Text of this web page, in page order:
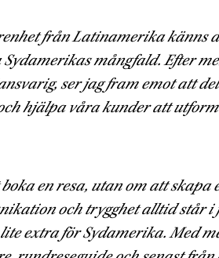
från Latinamerika känns
mångfald. Efter
ser jag fram emot att
hjälpa våra kunder att
en resa, utan om att skapa
och trygghet alltid står i
extra för Sydamerika. Med